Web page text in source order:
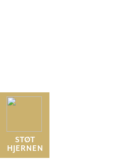
STØT
HJERNEN